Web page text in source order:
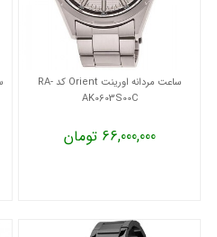
ساعت مردانه اورینت Orient کد RA-
AK0603S00C
66,000,000 تومان